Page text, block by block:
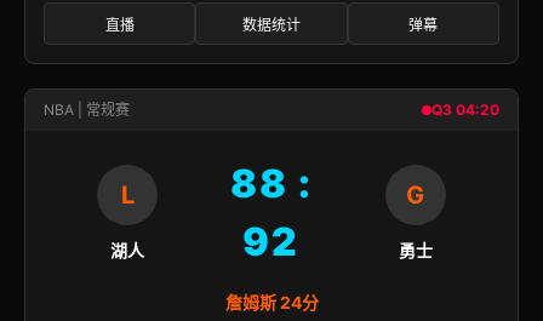
直播 数据统计 弹幕
NBA | 常规赛 Q3 04:20
L
湖人
88 :
92
G
勇士
詹姆斯 24分